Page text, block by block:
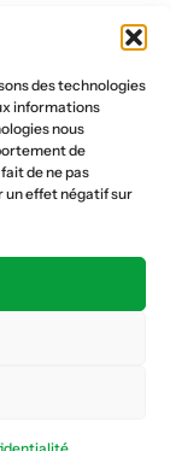
des technologies
informations
nous
de
de ne pas
un effet négatif sur